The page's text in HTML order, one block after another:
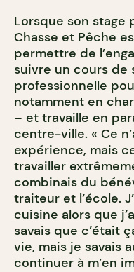
Lorsque son stage
Chasse et Pêche
permettre de
suivre un cours de
professionnelle
notamment en
– et travaille en
centre-ville. « Ce
expérience, mais
travailler
combinais du
traiteur et l’école.
cuisine alors que
savais que c’était
vie, mais je savais
continuer à m’en